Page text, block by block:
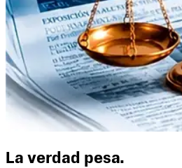
La verdad pesa.